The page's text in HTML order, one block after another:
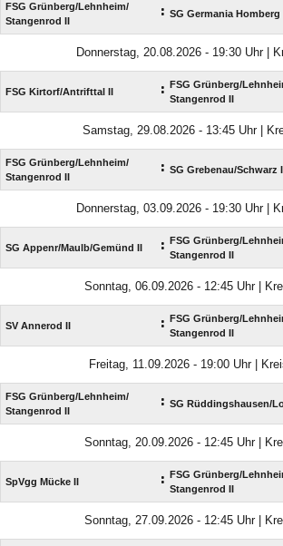
FSG Grünberg/​Lehnheim/​
Stangenrod II
: SG Germania Homberg II
Donnerstag, 20.08.2026 - 19:30 Uhr |
FSG Kirtorf/​Antrifttal II :
FSG Grünberg/​
Stangenrod II
Samstag, 29.08.2026 - 13:45 Uhr |
FSG Grünberg/​Lehnheim/​
Stangenrod II
: SG Grebenau/​Schwarz II
Donnerstag, 03.09.2026 - 19:30 Uhr |
SG Appenr/​Maulb/​Gemünd II :
FSG Grünberg/​
Stangenrod II
Sonntag, 06.09.2026 - 12:45 Uhr |
SV Annerod II :
FSG Grünberg/​
Stangenrod II
Freitag, 11.09.2026 - 19:00 Uhr |
FSG Grünberg/​Lehnheim/​
Stangenrod II
: SG Rüddingshausen/​
Sonntag, 20.09.2026 - 12:45 Uhr |
SpVgg Mücke II :
FSG Grünberg/​
Stangenrod II
Sonntag, 27.09.2026 - 12:45 Uhr |